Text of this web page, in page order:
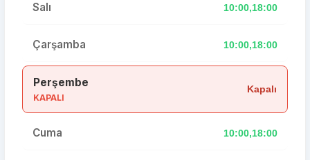
Salı 10:00,18:00
Çarşamba 10:00,18:00
Perşembe
KAPALI
Kapalı
Cuma 10:00,18:00